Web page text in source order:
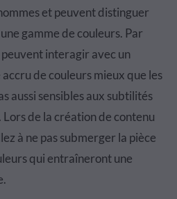
et peuvent distinguer
gamme de couleurs. Par
interagir avec un
de couleurs mieux que les
aussi sensibles aux subtilités
de la création de contenu
à ne pas submerger la pièce
qui entraîneront une